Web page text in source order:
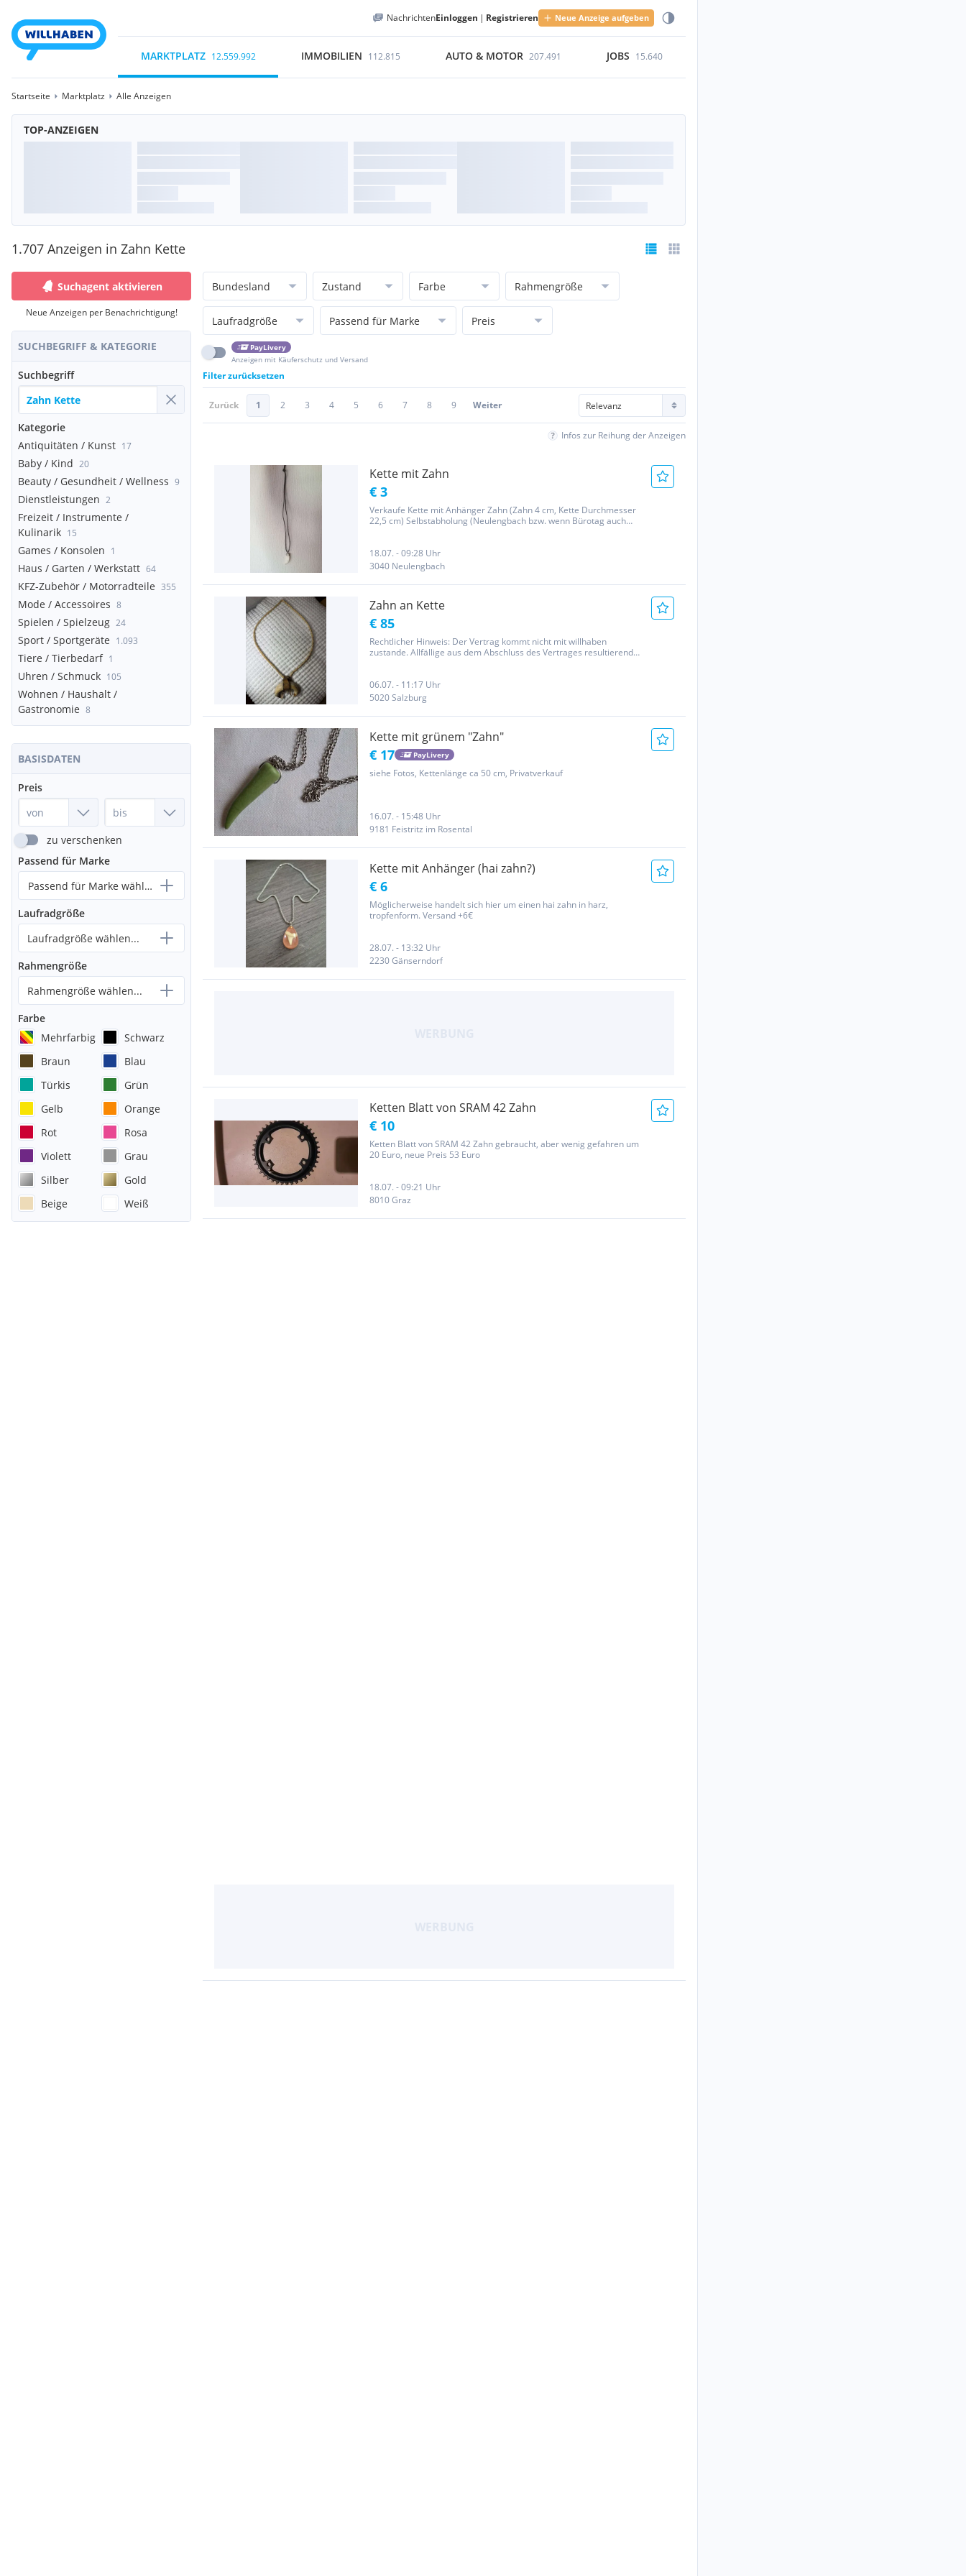
NachrichtenEinloggen | Registrieren Neue Anzeige aufgeben
MARKTPLATZ 12.559.992 IMMOBILIEN 112.815 AUTO & MOTOR 207.491 JOBS 15.640
Startseite Marktplatz Alle Anzeigen
TOP-ANZEIGEN
1.707 Anzeigen in Zahn Kette
Suchagent aktivieren
Neue Anzeigen per Benachrichtigung!
SUCHBEGRIFF & KATEGORIE
Suchbegriff
Kategorie
Antiquitäten / Kunst 17
Baby / Kind 20
Beauty / Gesundheit / Wellness 9
Dienstleistungen 2
Freizeit / Instrumente /
Kulinarik 15
Games / Konsolen 1
Haus / Garten / Werkstatt 64
KFZ-Zubehör / Motorradteile 355
Mode / Accessoires 8
Spielen / Spielzeug 24
Sport / Sportgeräte 1.093
Tiere / Tierbedarf 1
Uhren / Schmuck 105
Wohnen / Haushalt /
Gastronomie 8
BASISDATEN
Preis
zu verschenken
Passend für Marke
Passend für Marke wählen...
Laufradgröße
Laufradgröße wählen...
Rahmengröße
Rahmengröße wählen...
Farbe
Mehrfarbig
Schwarz
Braun
Blau
Türkis
Grün
Gelb
Orange
Rot
Rosa
Violett
Grau
Silber
Gold
Beige
Weiß
Bundesland Zustand Farbe Rahmengröße
Laufradgröße Passend für Marke Preis
PayLivery
Anzeigen mit Käuferschutz und Versand
Filter zurücksetzen
Zurück 1 2 3 4 5 6 7 8 9 Weiter
Infos zur Reihung der Anzeigen
Kette mit Zahn
€ 3
Verkaufe Kette mit Anhänger Zahn (Zahn 4 cm, Kette Durchmesser
22,5 cm) Selbstabholung (Neulengbach bzw. wenn Bürotag auch
18.07. - 09:28 Uhr
3040 Neulengbach
Zahn an Kette
€ 85
Rechtlicher Hinweis: Der Vertrag kommt nicht mit willhaben
zustande. Allfällige aus dem Abschluss des Vertrages resultierende
06.07. - 11:17 Uhr
5020 Salzburg
Kette mit grünem "Zahn"
€ 17 PayLivery
siehe Fotos, Kettenlänge ca 50 cm, Privatverkauf
16.07. - 15:48 Uhr
9181 Feistritz im Rosental
Kette mit Anhänger (hai zahn?)
€ 6
Möglicherweise handelt sich hier um einen hai zahn in harz,
tropfenform. Versand +6€
28.07. - 13:32 Uhr
2230 Gänserndorf
Ketten Blatt von SRAM 42 Zahn
€ 10
Ketten Blatt von SRAM 42 Zahn gebraucht, aber wenig gefahren um
20 Euro, neue Preis 53 Euro
18.07. - 09:21 Uhr
8010 Graz